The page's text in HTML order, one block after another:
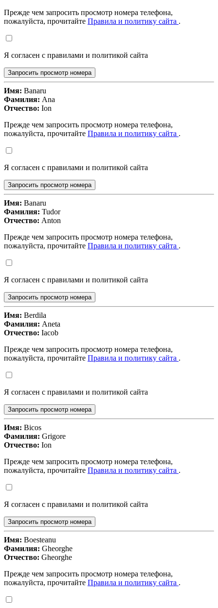
Прежде чем запросить просмотр номера телефона,
пожалуйста, прочитайте Правила и политику сайта .
Я согласен с правилами и политикой сайта
Запросить просмотр номера
Имя: Banaru
Фамилия: Ana
Отчество: Ion
Прежде чем запросить просмотр номера телефона,
пожалуйста, прочитайте Правила и политику сайта .
Я согласен с правилами и политикой сайта
Запросить просмотр номера
Имя: Banaru
Фамилия: Tudor
Отчество: Anton
Прежде чем запросить просмотр номера телефона,
пожалуйста, прочитайте Правила и политику сайта .
Я согласен с правилами и политикой сайта
Запросить просмотр номера
Имя: Berdila
Фамилия: Aneta
Отчество: Iacob
Прежде чем запросить просмотр номера телефона,
пожалуйста, прочитайте Правила и политику сайта .
Я согласен с правилами и политикой сайта
Запросить просмотр номера
Имя: Bicos
Фамилия: Grigore
Отчество: Ion
Прежде чем запросить просмотр номера телефона,
пожалуйста, прочитайте Правила и политику сайта .
Я согласен с правилами и политикой сайта
Запросить просмотр номера
Имя: Boesteanu
Фамилия: Gheorghe
Отчество: Gheorghe
Прежде чем запросить просмотр номера телефона,
пожалуйста, прочитайте Правила и политику сайта .